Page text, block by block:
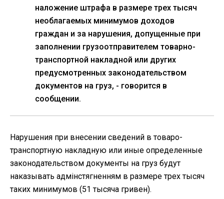
наложение штрафа в размере трех тысяч
необлагаемых минимумов доходов
граждан и за нарушения, допущенные при
заполнении грузоотправителем товарно-
транспортной накладной или других
предусмотренных законодательством
документов на груз, - говорится в
сообщении.
Нарушения при внесении сведений в товаро-
транспортную накладную или иные определенные
законодательством документы на груз будут
наказывать адмінстягненням в размере трех тысяч
таких минимумов (51 тысяча гривен).